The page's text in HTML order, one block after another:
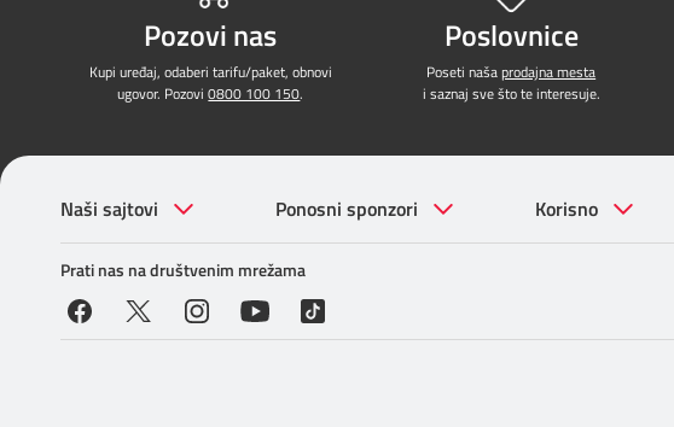
Pozovi nas
Kupi uređaj, odaberi tarifu/paket, obnovi
ugovor. Pozovi0800 100 150.
Poslovnice
Poseti našaprodajna mesta
i saznaj sve što te interesuje.
Naši sajtovi Ponosni sponzori Korisno
Prati nas na društvenim mrežama